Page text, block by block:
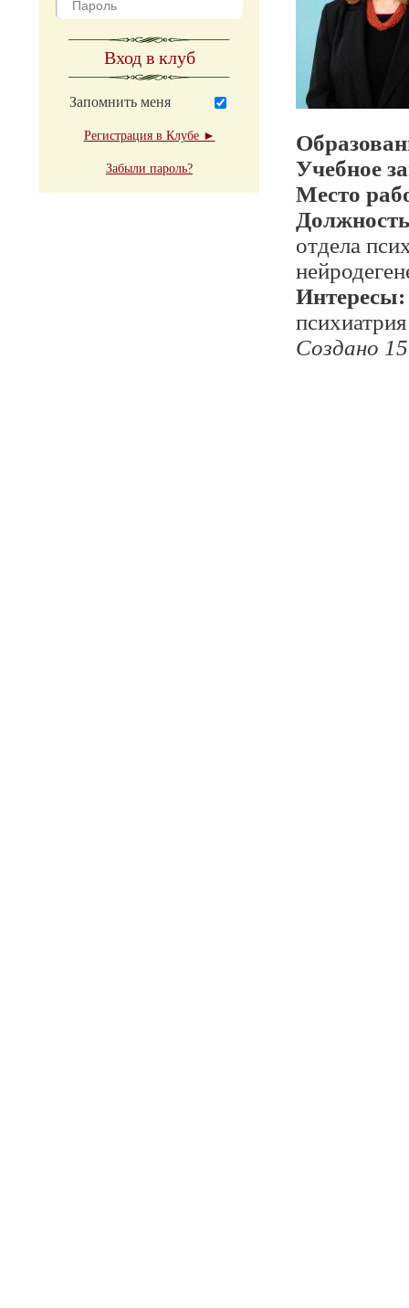
Вход в клуб
Запомнить меня
Регистрация в Клубе ►
Забыли пароль?
Учебное
Место
отдела
Интересы:
психиатрия
Создано